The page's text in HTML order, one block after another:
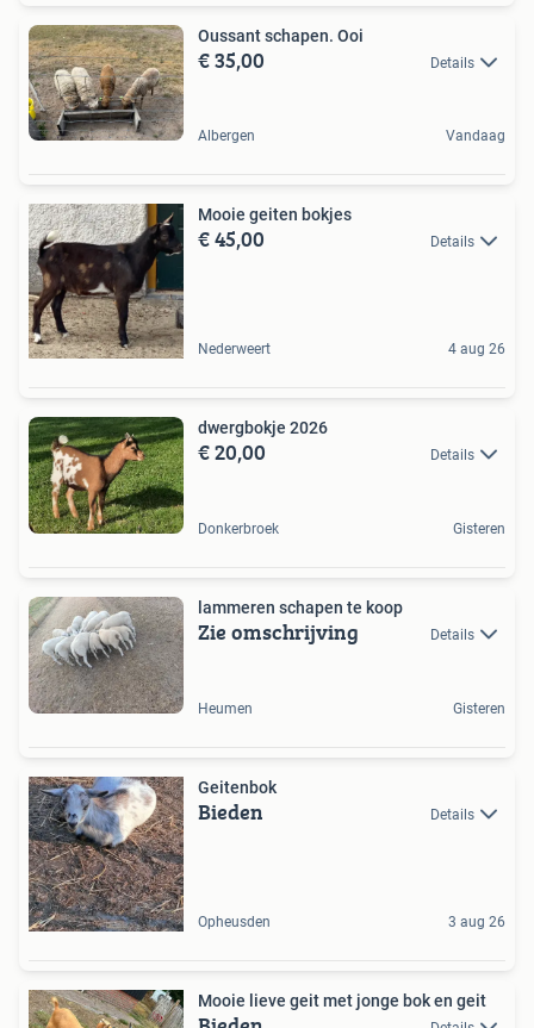
Oussant schapen. Ooi
€ 35,00 Details
Albergen Vandaag
Mooie geiten bokjes
€ 45,00 Details
Nederweert 4 aug 26
dwergbokje 2026
€ 20,00 Details
Donkerbroek Gisteren
lammeren schapen te koop
Zie omschrijving Details
Heumen Gisteren
Geitenbok
Bieden Details
Opheusden 3 aug 26
Mooie lieve geit met jonge bok en geit